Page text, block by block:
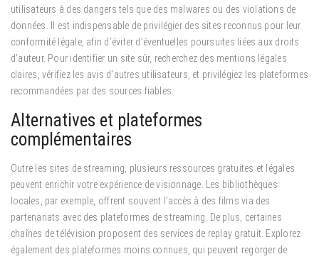
utilisateurs à des dangers tels que des malwares ou des violations de
données. Il est indispensable de privilégier des sites reconnus pour leur
conformité légale, afin d’éviter d’éventuelles poursuites liées aux droits
d’auteur. Pour identifier un site sûr, recherchez des mentions légales
claires, vérifiez les avis d’autres utilisateurs, et privilégiez les plateformes
recommandées par des sources fiables.
Alternatives et plateformes
complémentaires
Outre les sites de streaming, plusieurs ressources gratuites et légales
peuvent enrichir votre expérience de visionnage. Les bibliothèques
locales, par exemple, offrent souvent l’accès à des films via des
partenariats avec des plateformes de streaming. De plus, certaines
chaînes de télévision proposent des services de replay gratuit. Explorez
également des plateformes moins connues, qui peuvent regorger de